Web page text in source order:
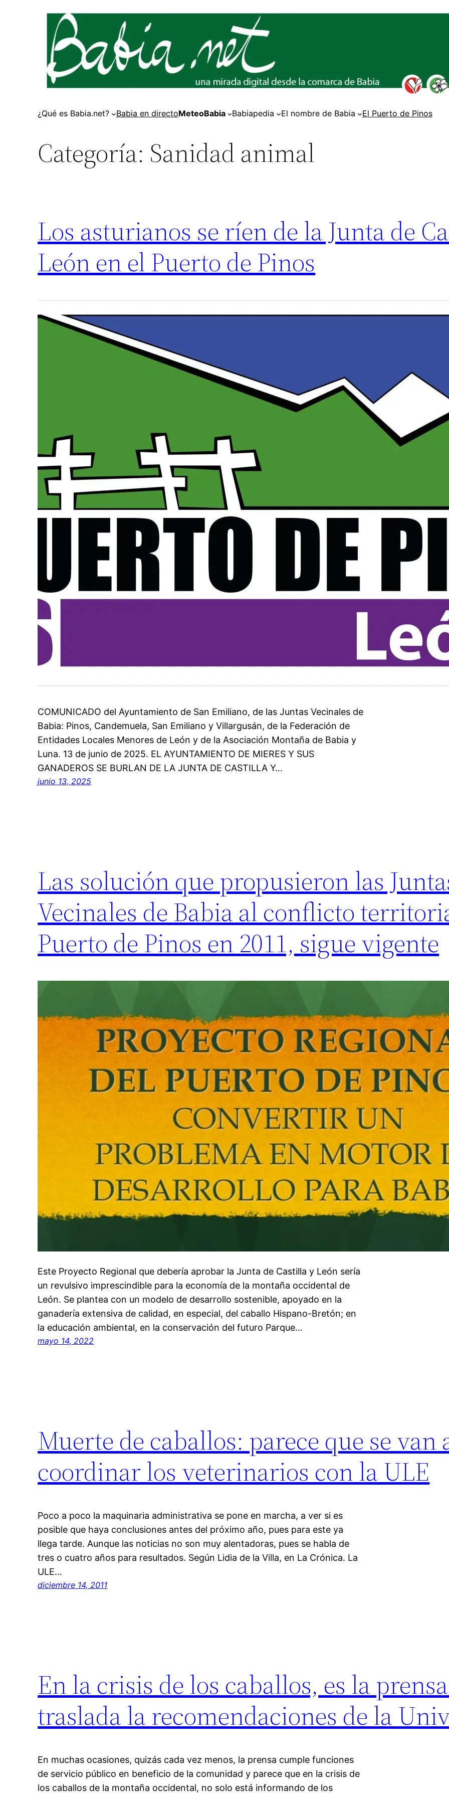
¿Qué es Babia.net? Babia en directoMeteoBabia Babiapedia El nombre de Babia El Puerto de Pinos
Categoría: Sanidad animal
Los asturianos se ríen de la Junta de
León en el Puerto de Pinos
COMUNICADO del Ayuntamiento de San Emiliano, de las Juntas Vecinales de
Babia: Pinos, Candemuela, San Emiliano y Villargusán, de la Federación de
Entidades Locales Menores de León y de la Asociación Montaña de Babia y
Luna. 13 de junio de 2025. EL AYUNTAMIENTO DE MIERES Y SUS
GANADEROS SE BURLAN DE LA JUNTA DE CASTILLA Y…
junio 13, 2025
Las solución que propusieron las
Vecinales de Babia al conflicto
Puerto de Pinos en 2011, sigue vigente
Este Proyecto Regional que debería aprobar la Junta de Castilla y León sería
un revulsivo imprescindible para la economía de la montaña occidental de
León. Se plantea con un modelo de desarrollo sostenible, apoyado en la
ganadería extensiva de calidad, en especial, del caballo Hispano-Bretón; en
la educación ambiental, en la conservación del futuro Parque…
mayo 14, 2022
Muerte de caballos: parece que se van
coordinar los veterinarios con la ULE
Poco a poco la maquinaria administrativa se pone en marcha, a ver si es
posible que haya conclusiones antes del próximo año, pues para este ya
llega tarde. Aunque las noticias no son muy alentadoras, pues se habla de
tres o cuatro años para resultados. Según Lidia de la Villa, en La Crónica. La
ULE…
diciembre 14, 2011
En la crisis de los caballos, es la
traslada la recomendaciones de la
En muchas ocasiones, quizás cada vez menos, la prensa cumple funciones
de servicio público en beneficio de la comunidad y parece que en la crisis de
los caballos de la montaña occidental, no solo está informando de los